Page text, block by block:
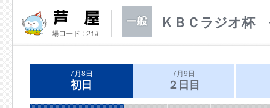
ＫＢＣラジオ杯
7月8日
初日
7月9日
２日目